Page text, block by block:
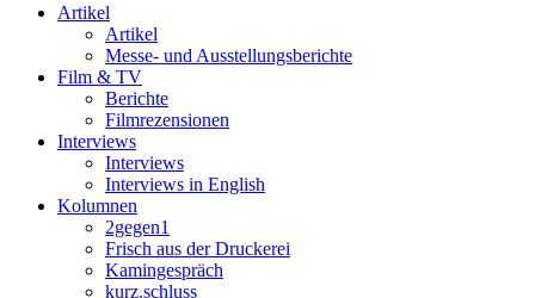
Artikel
Artikel
Messe- und Ausstellungsberichte
Film & TV
Berichte
Filmrezensionen
Interviews
Interviews
Interviews in English
Kolumnen
2gegen1
Frisch aus der Druckerei
Kamingespräch
kurz.schluss